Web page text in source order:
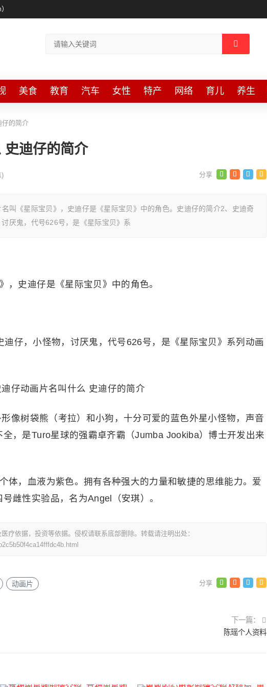
美食 教育 汽车 女性 特产 网络 育儿 养生
仔的简介
史迪仔的简介
叫《星际宝贝》，史迪仔是《星际宝贝》中的角色。史迪仔的简介2、史迪奇
厌鬼，代号626号，是《星际宝贝》系
，史迪仔是《星际宝贝》中的角色。
仔，小怪物，讨厌鬼，代号626号，是《星际宝贝》系列动画
像树袋熊（考拉）和小狗，十分可爱的蓝色外星小怪物，声音
，是Turo星球的强霸卓齐霸（Jumba Jookiba）博士开发出来
体，血液为紫色。拥有各种强大的力量和敏捷的思维能力。爱
雌性实验品，名为Angel（安琪）。
疗依据，投资等依据。侵权请联系底部删除。转载请注明出处：
动画片
下一篇：
陈瑶个人资料